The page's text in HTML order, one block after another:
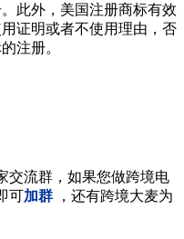
此外，美国注册商标有效
证明或者不使用理由，否
注册。
交流群，如果您做跨境电
可加群
，还有跨境大麦为